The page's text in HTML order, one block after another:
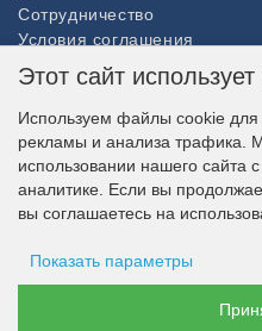
Сотрудничество
Условия соглашения
Возврат товара
Партнёры
НАШ МАГАЗИН В СОЦСЕТЯХ
Этот сайт
Используем файлы cookie для
рекламы и анализа
использовании нашего сайта
аналитике. Если вы
вы соглашаетесь на
Показать параметры